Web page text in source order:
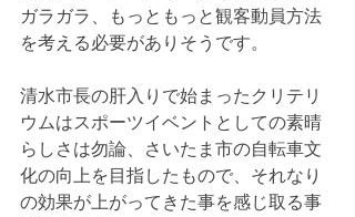
ガラガラ、もっともっと観客動員方法
を考える必要がありそうです。
清水市長の肝入りで始まったクリテリ
ウムはスポーツイベントとしての素晴
らしさは勿論、さいたま市の自転車文
化の向上を目指したもので、それなり
の効果が上がってきた事を感じ取る事